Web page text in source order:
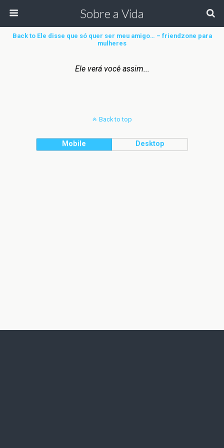
Sobre a Vida
Back to Ele disse que só quer ser meu amigo… – friendzone para
mulheres
Ele verá você assim...
Back to top
Mobile Desktop